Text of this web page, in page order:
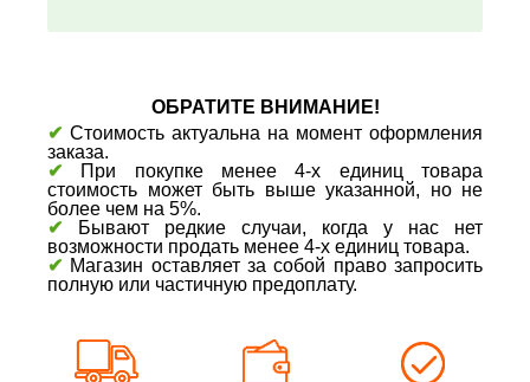
ОБРАТИТЕ ВНИМАНИЕ!
✔ Стоимость актуальна на момент оформления
заказа.
✔
При покупке менее 4-х единиц товара
стоимость может быть выше указанной, но не
более чем на 5%.
✔
Бывают редкие случаи, когда у нас нет
возможности продать менее 4-х единиц товара.
✔ Магазин оставляет за собой право запросить
полную или частичную предоплату.